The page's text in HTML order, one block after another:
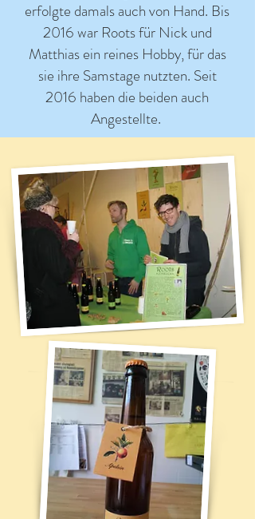
erfolgte damals auch von Hand. Bis
2016 war Roots für Nick und
Matthias ein reines Hobby, für das
sie ihre Samstage nutzten. Seit
2016 haben die beiden auch
Angestellte.